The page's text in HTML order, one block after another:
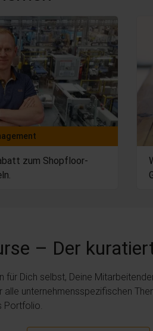
zum Shopfloor-
– Der
für Dich selbst, Deine
alle unternehmensspezifischen
Portfolio.